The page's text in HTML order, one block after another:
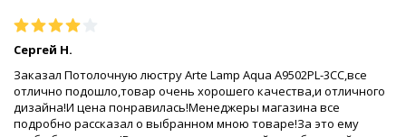
Сергей Н.
Заказал Потолочную люстру Arte Lamp Aqua A9502PL-3CC,все
отлично подошло,товар очень хорошего качества,и отличного
дизайна!И цена понравилась!Менеджеры магазина все
подробно рассказал о выбранном мною товаре!За это ему